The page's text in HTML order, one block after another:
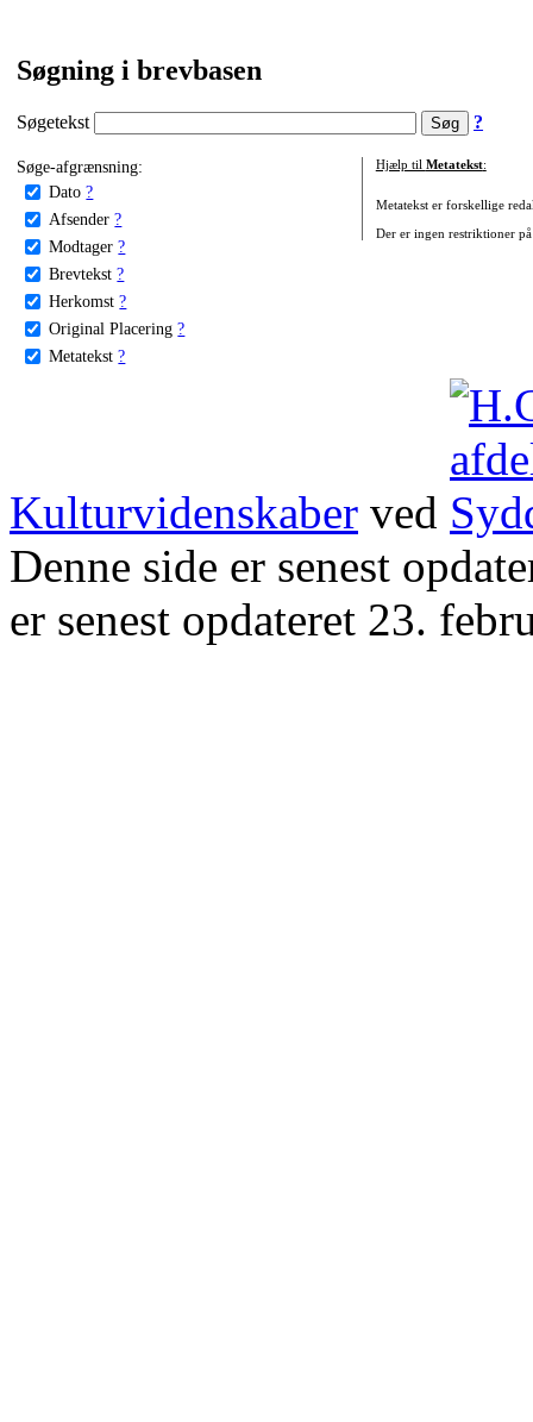
Søgning i brevbasen
Søgetekst ?
Søge-afgrænsning:
Dato ?
Afsender ?
Modtager ?
Brevtekst ?
Herkomst ?
Original Placering ?
Metatekst ?
Hjælp til Metatekst:
Metatekst er forskellige
Der er ingen restriktioner
Kulturvidenskaber ved
Denne side er senest
er senest opdateret 23.